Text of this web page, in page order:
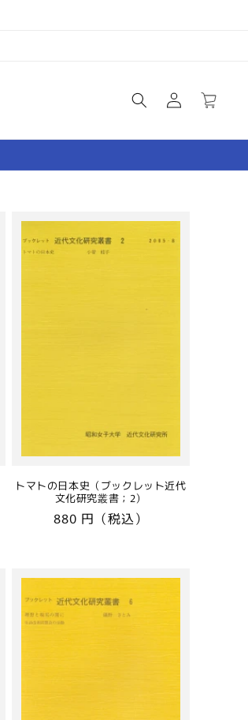
グ
イ
ー
トマトの日本史（ブックレット近代
文化研究叢書；2）
通
格
880 円（税込）